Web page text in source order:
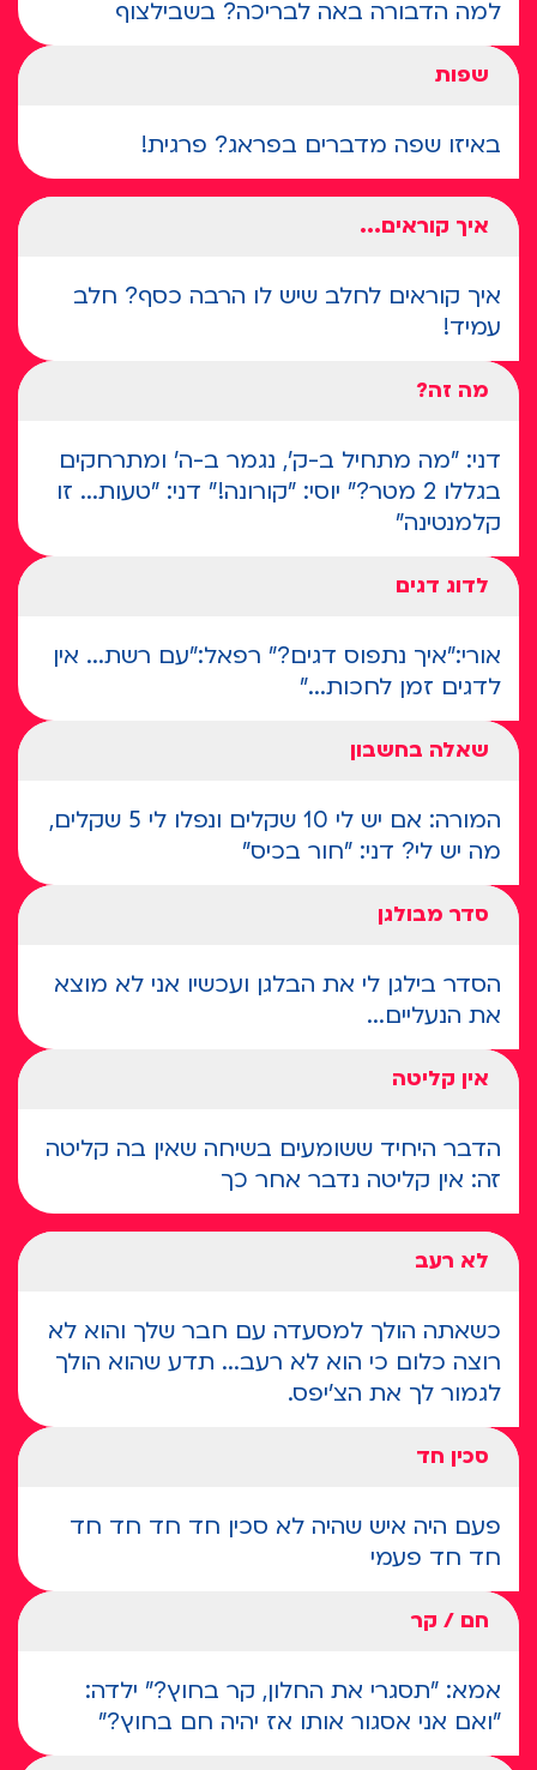
למה הדבורה באה לבריכה? בשבילצוף
שפות
באיזו שפה מדברים בפראג? פרגית!
איך קוראים...
איך קוראים לחלב שיש לו הרבה כסף? חלב
עמיד!
מה זה?
דני: "מה מתחיל ב-ק', נגמר ב-ה' ומתרחקים
בגללו 2 מטר?" יוסי: "קורונה!" דני: "טעות... זו
קלמנטינה"
לדוג דגים
אורי:"איך נתפוס דגים?" רפאל:"עם רשת... אין
לדגים זמן לחכות..."
שאלה בחשבון
המורה: אם יש לי 10 שקלים ונפלו לי 5 שקלים,
מה יש לי? דני: "חור בכיס"
סדר מבולגן
הסדר בילגן לי את הבלגן ועכשיו אני לא מוצא
את הנעליים...
אין קליטה
הדבר היחיד ששומעים בשיחה שאין בה קליטה
זה: אין קליטה נדבר אחר כך
לא רעב
כשאתה הולך למסעדה עם חבר שלך והוא לא
רוצה כלום כי הוא לא רעב... תדע שהוא הולך
לגמור לך את הצ'יפס.
סכין חד
פעם היה איש שהיה לא סכין חד חד חד חד
חד חד פעמי
חם / קר
אמא: "תסגרי את החלון, קר בחוץ?" ילדה:
"ואם אני אסגור אותו אז יהיה חם בחוץ?"